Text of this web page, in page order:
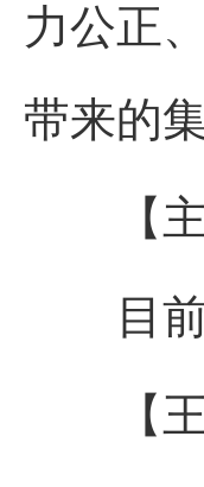
力公正
带来的
【主
目前
【王